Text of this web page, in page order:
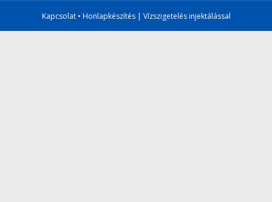
Kapcsolat• Honlapkészítés| Vízszigetelés injektálással